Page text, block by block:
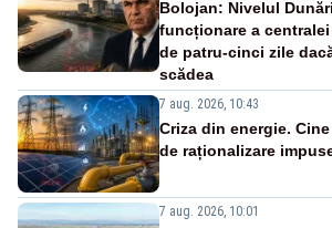
Bolojan: Nivelul
funcționare a
de patru-cinci zile
scădea
7 aug. 2026, 10:43
Criza din energie.
de raționalizare
7 aug. 2026, 10:01